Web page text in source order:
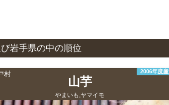
岩手県の中の順位
村 2006年度産
山芋
やまいも,ヤマイモ